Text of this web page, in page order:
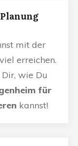
mit der
erreichen.
wie Du
für
kannst!